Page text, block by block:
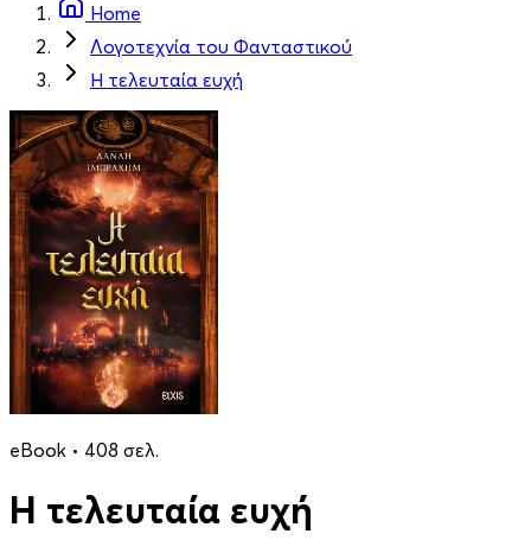
Home
Λογοτεχνία του Φανταστικού
Η τελευταία ευχή
eBook • 408 σελ.
Η τελευταία ευχή